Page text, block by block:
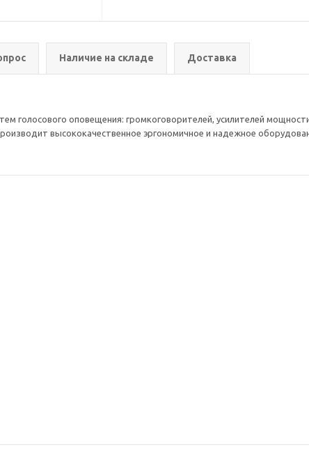
Наличие на складе Доставка
голосового оповещения: громкоговорителей, усилителей
высококачественное эргономичное и надежное